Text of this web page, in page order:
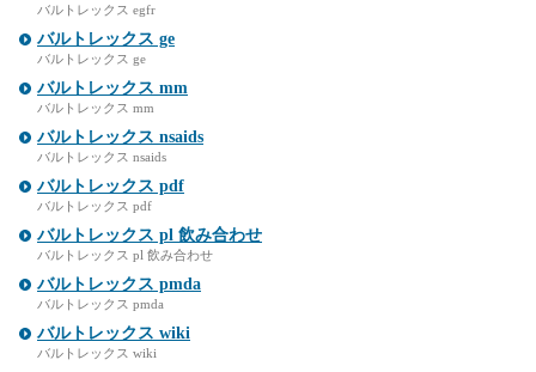
バルトレックス egfr
バルトレックス ge
バルトレックス ge
バルトレックス mm
バルトレックス mm
バルトレックス nsaids
バルトレックス nsaids
バルトレックス pdf
バルトレックス pdf
バルトレックス pl 飲み合わせ
バルトレックス pl 飲み合わせ
バルトレックス pmda
バルトレックス pmda
バルトレックス wiki
バルトレックス wiki